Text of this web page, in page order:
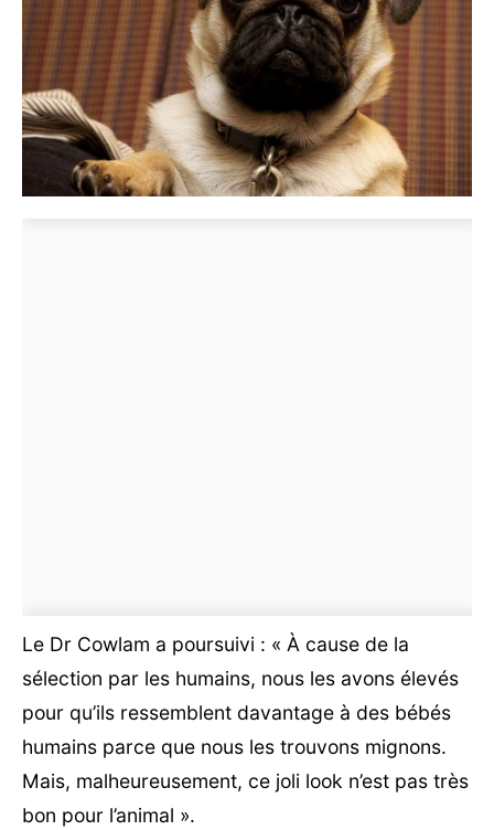
Le Dr Cowlam a poursuivi : « À cause de la
sélection par les humains, nous les avons élevés
pour qu’ils ressemblent davantage à des bébés
humains parce que nous les trouvons mignons.
Mais, malheureusement, ce joli look n’est pas très
bon pour l’animal ».